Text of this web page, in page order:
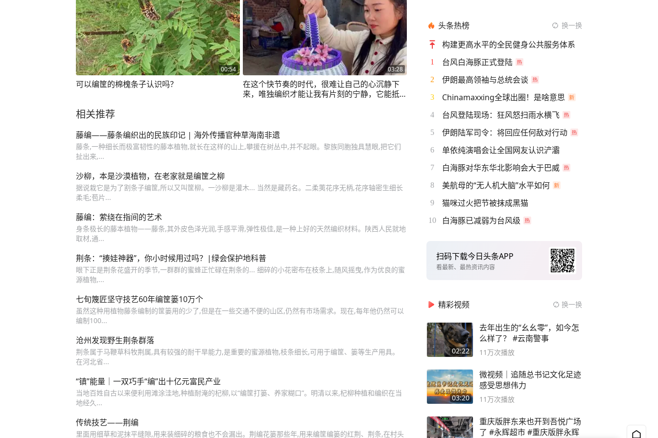
00:54
可以编筐的棉槐条子认识吗？
03:28
在这个快节奏的时代，很难让自己的心沉静下
来，唯独编织才能让我有片刻的宁静，它能抵
相关推荐
藤编——藤条编织出的民族印记 | 海外传播官种草海南非遗
藤条,一种细长而极富韧性的藤本植物,就长在这样的山上,攀援在树丛中,并不起眼。黎族同胞独具慧眼,把它们
扯出来,...
沙柳，本是沙漠植物，在老家就是编筐之柳
据说栽它是为了割条子编筐,所以又叫筐柳。一沙柳是灌木... 当然是藏药名。二柔荑花序无柄,花序轴密生细长
柔毛;苞片...
藤编：萦绕在指间的艺术
身条极长的藤本植物——藤条,其外皮色泽光润,手感平滑,弹性极佳,是一种上好的天然编织材料。陕西人民就地
取材,通...
荆条：“揍娃神器”，你小时候用过吗？|绿会保护地科普
眼下正是荆条花盛开的季节,一群群的蜜蜂正忙碌在荆条的... 细碎的小花密布在枝条上,随风摇曳,作为优良的蜜
源植物,...
七旬篾匠坚守技艺60年编筐篓10万个
虽然这种用植物藤条编制的筐篓用的少了,但是在一些交通不便的山区,仍然有市场需求。现在,每年他仍然可以
编制100...
沧州发现野生荆条群落
荆条属于马鞭草科牧荆属,具有较强的耐干旱能力,是重要的蜜源植物,枝条细长,可用于编筐、篓等生产用具。
在河北省...
“镇”能量｜一双巧手“编”出十亿元富民产业
当地百姓自古以来便利用滩涂洼地,种植耐淹的杞柳,以“编筐打篓、养家糊口”。明清以来,杞柳种植和编织在当
地经久...
传统技艺——荆编
里面用细草和泥抹平缝隙,用来装细碎的粮食也不会漏出。荆编花篓那些年,用来编筐编篓的红荆、荆条,在村头
头条热榜 换一换
构建更高水平的全民健身公共服务体系
1 台风白海豚正式登陆
2 伊朗最高领袖与总统会谈
3 Chinamaxxing全球出圈！是啥意思
4 台风登陆现场：狂风怒扫雨水横飞
5 伊朗陆军司令：将回应任何敌对行动
6 单依纯演唱会让全国网友认识浐灞
7 白海豚对华东华北影响会大于巴威
8 美航母的“无人机大脑”水平如何
9 猫咪过火把节被抹成黑猫
10 白海豚已减弱为台风级
扫码下载今日头条APP
看最新、最热资讯内容
精彩视频 换一换
02:22
去年出生的“幺幺零”，如今怎
么样了？ #云南警事
11万次播放
03:20
微视频｜追随总书记文化足迹
感受思想伟力
11万次播放
重庆版胖东来也开到吾悦广场
了 #永辉超市 #重庆版胖永辉